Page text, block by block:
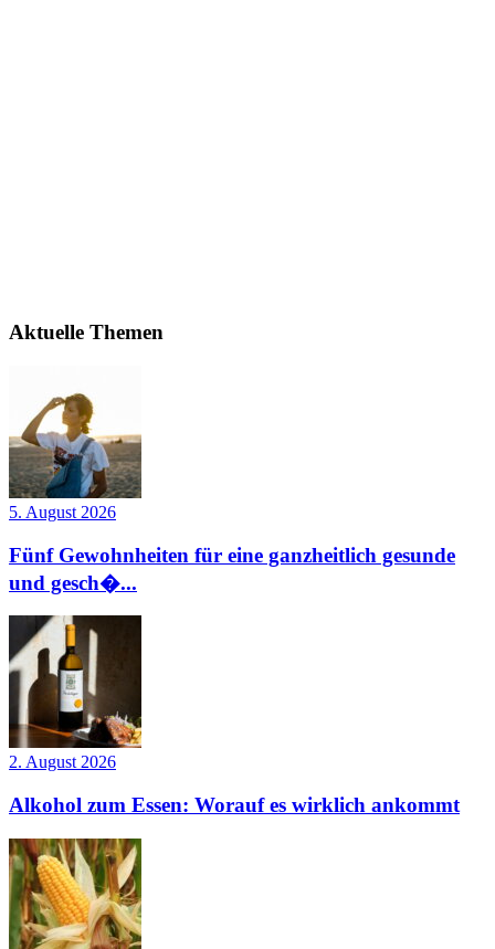
Aktuelle Themen
5. August 2026
Fünf Gewohnheiten für eine ganzheitlich gesunde
und gesch�...
2. August 2026
Alkohol zum Essen: Worauf es wirklich ankommt